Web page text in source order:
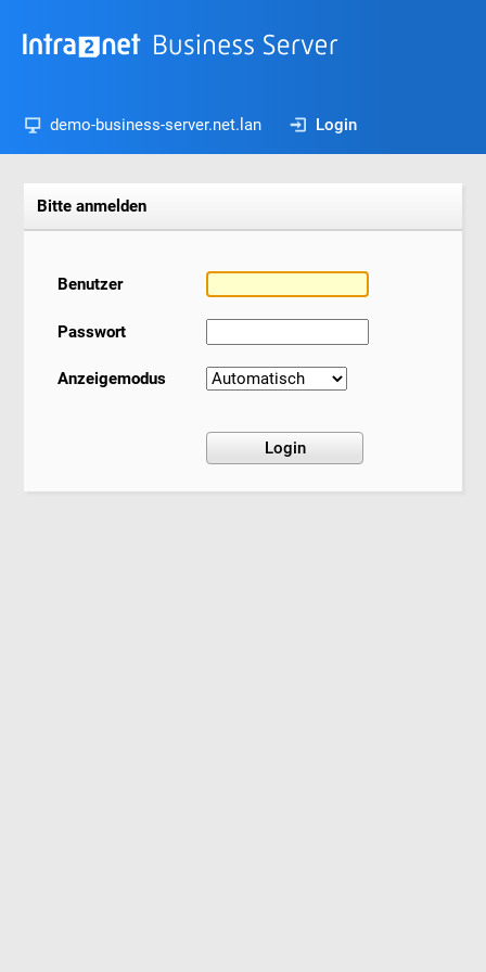
demo-business-server.net.lan Login
Bitte anmelden
Benutzer
Passwort
Anzeigemodus